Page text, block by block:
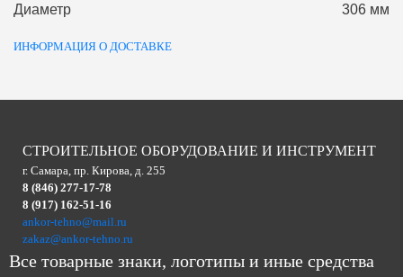
Диаметр
306 мм
ИНФОРМАЦИЯ О ДОСТАВКЕ
СТРОИТЕЛЬНОЕ ОБОРУДОВАНИЕ И ИНСТРУМЕНТ
г. Самара, пр. Кирова, д. 255
8 (846) 277-17-78
8 (917) 162-51-16
ankor-tehno@mail.ru
zakaz@ankor-tehno.ru
Все товарные знаки, логотипы и иные средства